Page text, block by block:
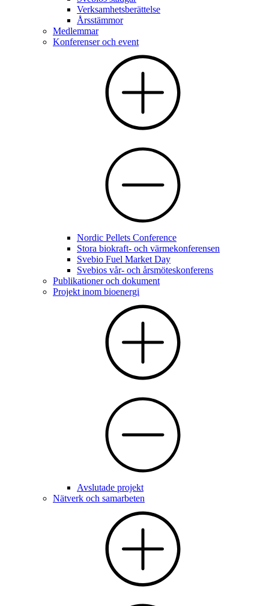
Verksamhetsberättelse
Årsstämmor
Medlemmar
Konferenser och event
Nordic Pellets Conference
Stora biokraft- och värmekonferensen
Svebio Fuel Market Day
Svebios vår- och årsmöteskonferens
Publikationer och dokument
Projekt inom bioenergi
Avslutade projekt
Nätverk och samarbeten